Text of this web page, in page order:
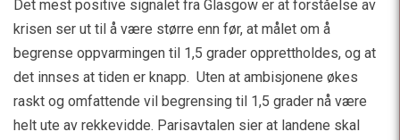
Det mest positive signalet fra Glasgow er at forståelse av
krisen ser ut til å være større enn før, at målet om å
begrense oppvarmingen til 1,5 grader opprettholdes, og at
det innses at tiden er knapp. Uten at ambisjonene økes
raskt og omfattende vil begrensing til 1,5 grader nå være
helt ute av rekkevidde. Parisavtalen sier at landene skal